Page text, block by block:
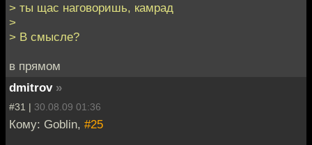
> ты щас наговоришь, камрад
>
> В смысле?
в прямом
dmitrov »
#31 | 30.08.09 01:36
Кому: Goblin, #25